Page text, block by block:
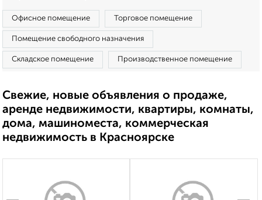
Офисное помещение Торговое помещение
Помещение свободного назначения
Складское помещение Производственное помещение
Свежие, новые объявления о продаже,
аренде недвижимости, квартиры, комнаты,
дома, машиноместа, коммерческая
недвижимость в Красноярске